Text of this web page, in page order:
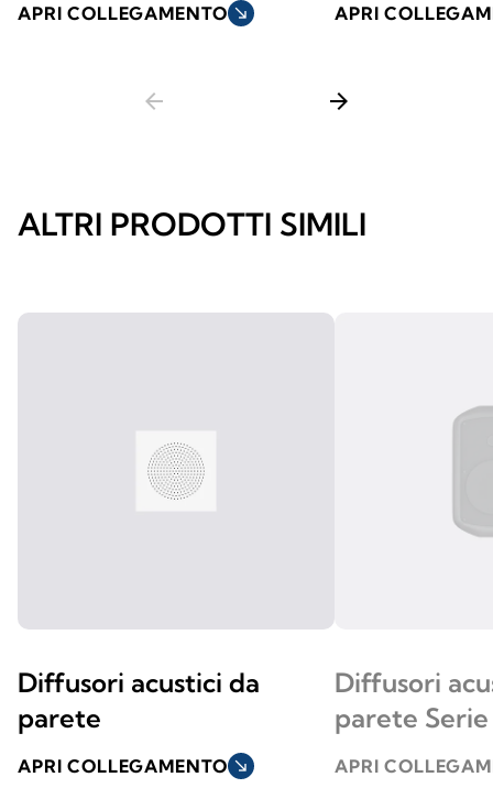
APRI COLLEGAMENTO south_east APRI
arrow_back arrow_forward
ALTRI PRODOTTI SIMILI
Diffusori acustici da
parete
APRI COLLEGAMENTO south_east
Diffusori
parete
APRI